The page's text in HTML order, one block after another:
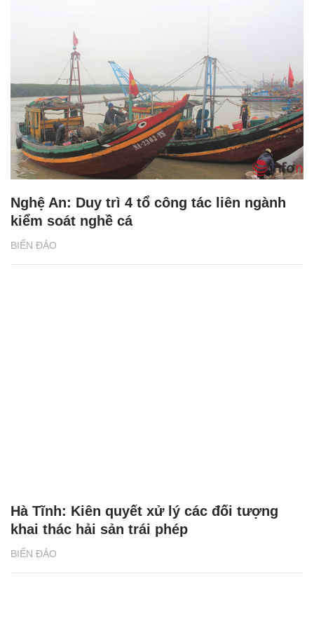
BIỂN ĐẢO
Nghệ An: Duy trì 4 tổ công tác liên ngành
kiểm soát nghề cá
BIỂN ĐẢO
Hà Tĩnh: Kiên quyết xử lý các đối tượng
khai thác hải sản trái phép